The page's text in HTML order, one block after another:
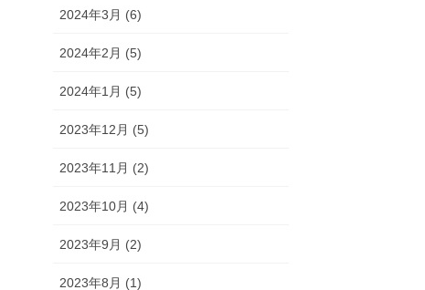
2024年3月 (6)
2024年2月 (5)
2024年1月 (5)
2023年12月 (5)
2023年11月 (2)
2023年10月 (4)
2023年9月 (2)
2023年8月 (1)